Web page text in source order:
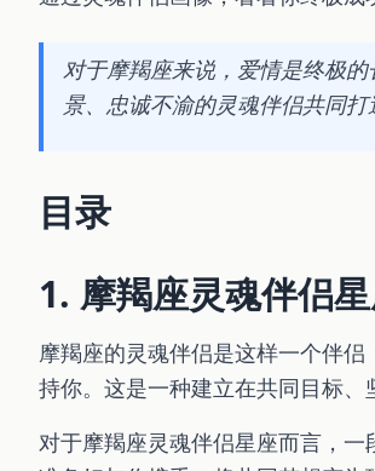
对于摩羯座来说，爱情是终极
景、忠诚不渝的灵魂伴侣共同打
目录
1. 摩羯座灵魂伴侣
摩羯座的灵魂伴侣是这样一个伴
持你。这是一种建立在共同目标、
对于摩羯座灵魂伴侣星座而言，